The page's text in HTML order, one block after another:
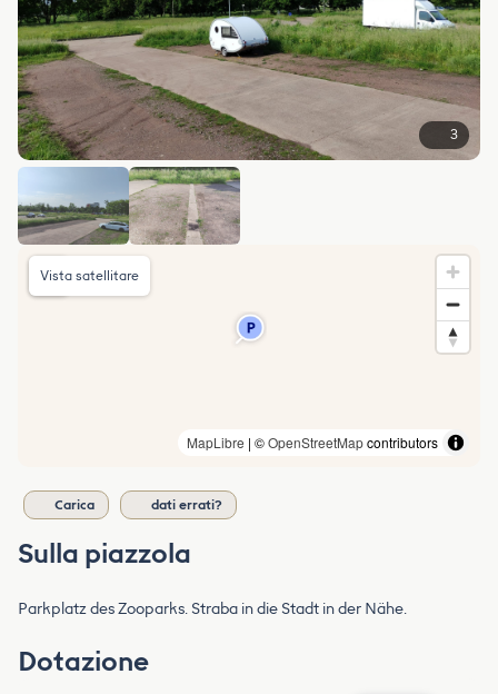
3
MapLibre | ©OpenStreetMapcontributors
Vista satellitare
Carica dati errati?
Sulla piazzola
Parkplatz des Zooparks. Straba in die Stadt in der Nähe.
Dotazione